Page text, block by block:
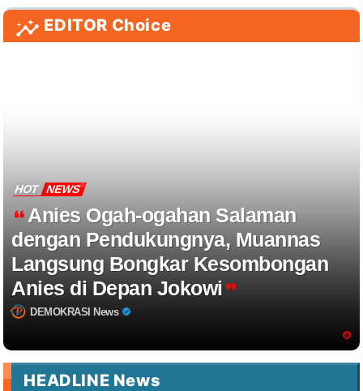
EDITOR Choice
HOT NEWS
Anies Ogah-ogahan Salaman
dengan Pendukungnya, Muannas
Langsung Bongkar Kesombongan
Anies di Depan Jokowi
DEMOKRASI News
HEADLINE News